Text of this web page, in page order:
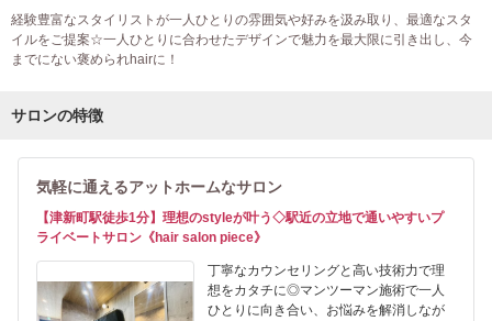
経験豊富なスタイリストが一人ひとりの雰囲気や好みを汲み取り、最適なスタ
イルをご提案☆一人ひとりに合わせたデザインで魅力を最大限に引き出し、今
までにない褒められhairに！
サロンの特徴
気軽に通えるアットホームなサロン
【津新町駅徒歩1分】理想のstyleが叶う◇駅近の立地で通いやすいプ
ライベートサロン《hair salon piece》
丁寧なカウンセリングと高い技術力で理
想をカタチに◎マンツーマン施術で一人
ひとりに向き合い、お悩みを解消しなが